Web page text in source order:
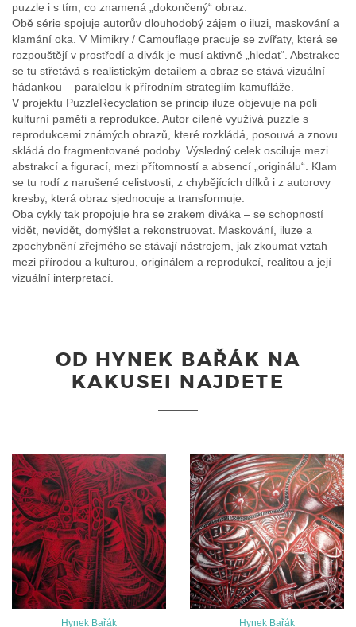
puzzle i s tím, co znamená „dokončený“ obraz.
Obě série spojuje autorův dlouhodobý zájem o iluzi, maskování a
klamání oka. V Mimikry / Camouflage pracuje se zvířaty, která se
rozpouštějí v prostředí a divák je musí aktivně „hledat“. Abstrakce
se tu střetává s realistickým detailem a obraz se stává vizuální
hádankou – paralelou k přírodním strategiím kamufláže.
V projektu PuzzleRecyclation se princip iluze objevuje na poli
kulturní paměti a reprodukce. Autor cíleně využívá puzzle s
reprodukcemi známých obrazů, které rozkládá, posouvá a znovu
skládá do fragmentované podoby. Výsledný celek osciluje mezi
abstrakcí a figurací, mezi přítomností a absencí „originálu“. Klam
se tu rodí z narušené celistvosti, z chybějících dílků i z autorovy
kresby, která obraz sjednocuje a transformuje.
Oba cykly tak propojuje hra se zrakem diváka – se schopností
vidět, nevidět, domýšlet a rekonstruovat. Maskování, iluze a
zpochybnění zřejmého se stávají nástrojem, jak zkoumat vztah
mezi přírodou a kulturou, originálem a reprodukcí, realitou a její
vizuální interpretací.
OD HYNEK BAŘÁK NA
KAKUSEI NAJDETE
Hynek Bařák Hynek Bařák